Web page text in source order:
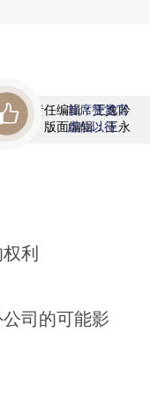
责任编辑：王逸吟
版面编辑：王永
首席赞赏官
虚位以待
利
司的可能影